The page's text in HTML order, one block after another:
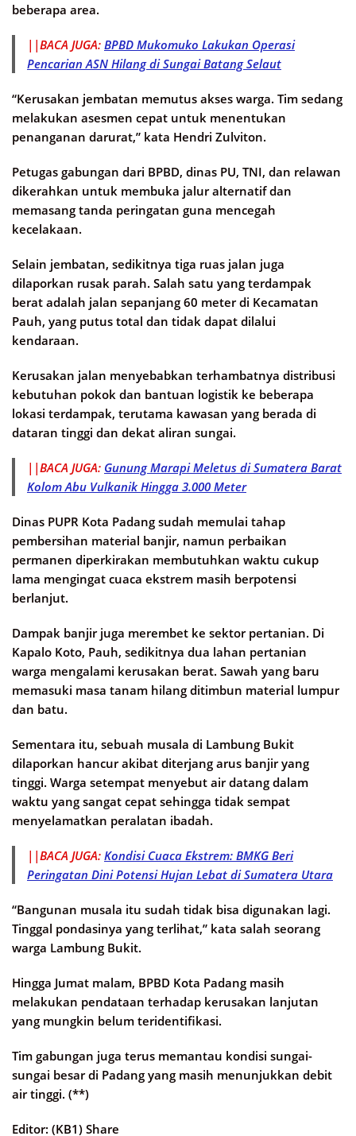
beberapa area.
||BACA JUGA: BPBD Mukomuko Lakukan Operasi
Pencarian ASN Hilang di Sungai Batang Selaut
“Kerusakan jembatan memutus akses warga. Tim sedang
melakukan asesmen cepat untuk menentukan
penanganan darurat,” kata Hendri Zulviton.
Petugas gabungan dari BPBD, dinas PU, TNI, dan relawan
dikerahkan untuk membuka jalur alternatif dan
memasang tanda peringatan guna mencegah
kecelakaan.
Selain jembatan, sedikitnya tiga ruas jalan juga
dilaporkan rusak parah. Salah satu yang terdampak
berat adalah jalan sepanjang 60 meter di Kecamatan
Pauh, yang putus total dan tidak dapat dilalui
kendaraan.
Kerusakan jalan menyebabkan terhambatnya distribusi
kebutuhan pokok dan bantuan logistik ke beberapa
lokasi terdampak, terutama kawasan yang berada di
dataran tinggi dan dekat aliran sungai.
||BACA JUGA: Gunung Marapi Meletus di Sumatera Barat
Kolom Abu Vulkanik Hingga 3.000 Meter
Dinas PUPR Kota Padang sudah memulai tahap
pembersihan material banjir, namun perbaikan
permanen diperkirakan membutuhkan waktu cukup
lama mengingat cuaca ekstrem masih berpotensi
berlanjut.
Dampak banjir juga merembet ke sektor pertanian. Di
Kapalo Koto, Pauh, sedikitnya dua lahan pertanian
warga mengalami kerusakan berat. Sawah yang baru
memasuki masa tanam hilang ditimbun material lumpur
dan batu.
Sementara itu, sebuah musala di Lambung Bukit
dilaporkan hancur akibat diterjang arus banjir yang
tinggi. Warga setempat menyebut air datang dalam
waktu yang sangat cepat sehingga tidak sempat
menyelamatkan peralatan ibadah.
||BACA JUGA: Kondisi Cuaca Ekstrem: BMKG Beri
Peringatan Dini Potensi Hujan Lebat di Sumatera Utara
“Bangunan musala itu sudah tidak bisa digunakan lagi.
Tinggal pondasinya yang terlihat,” kata salah seorang
warga Lambung Bukit.
Hingga Jumat malam, BPBD Kota Padang masih
melakukan pendataan terhadap kerusakan lanjutan
yang mungkin belum teridentifikasi.
Tim gabungan juga terus memantau kondisi sungai-
sungai besar di Padang yang masih menunjukkan debit
air tinggi. (**)
Editor: (KB1) Share